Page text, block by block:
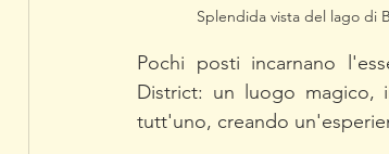
Splendida vista del lago di
Pochi posti incarnano
District: un luogo magico,
tutt'uno, creando